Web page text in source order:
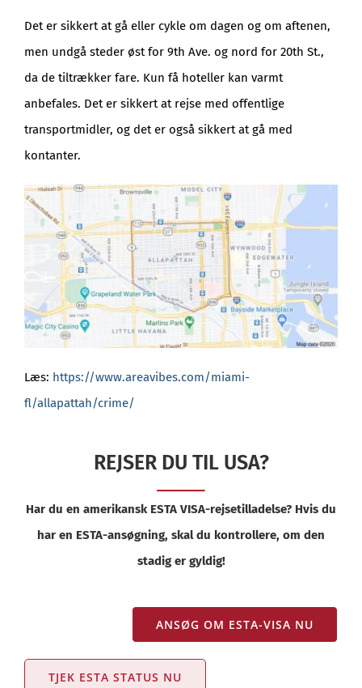
Det er sikkert at gå eller cykle om dagen og om aftenen,
men undgå steder øst for 9th Ave. og nord for 20th St.,
da de tiltrækker fare. Kun få hoteller kan varmt
anbefales. Det er sikkert at rejse med offentlige
transportmidler, og det er også sikkert at gå med
kontanter.
Læs: https://www.areavibes.com/miami-
fl/allapattah/crime/
REJSER DU TIL USA?
Har du en amerikansk ESTA VISA-rejsetilladelse? Hvis du
har en ESTA-ansøgning, skal du kontrollere, om den
stadig er gyldig!
ANSØG OM ESTA-VISA NU
TJEK ESTA STATUS NU